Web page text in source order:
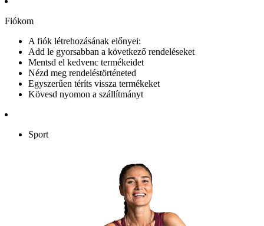
Fiókom
A fiók létrehozásának előnyei:
Add le gyorsabban a következő rendeléseket
Mentsd el kedvenc termékeidet
Nézd meg rendeléstörténeted
Egyszerűen téríts vissza termékeket
Kövesd nyomon a szállítmányt
Sport